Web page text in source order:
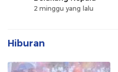
2 minggu yang lalu
Hiburan